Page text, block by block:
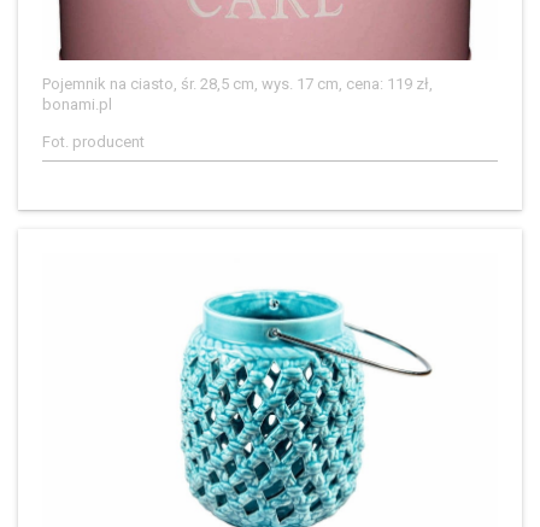
Pojemnik na ciasto, śr. 28,5 cm, wys. 17 cm, cena: 119 zł,
bonami.pl
Fot. producent